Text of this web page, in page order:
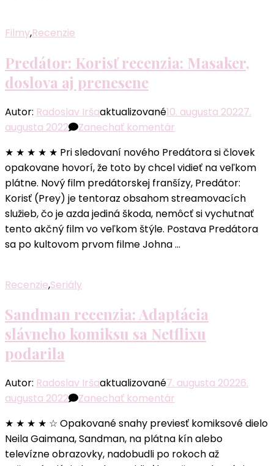
Filmy,Recenzie
Predátor: Korisť recenzia: Masaker,
doslova aj prenesene
Autor: Radoslav Iršaaktualizované10. augusta 20227.
augusta 2022
Zanechať komentár
Predátor:
Korisť
recenzia:
Masaker,
doslova
aj
prenesene
★ ★ ★ ★ ★ Pri sledovaní nového Predátora si človek
opakovane hovorí, že toto by chcel vidieť na veľkom
plátne. Nový film predátorskej franšízy, Predátor:
Korisť (Prey) je tentoraz obsahom streamovacích
služieb, čo je azda jediná škoda, nemôcť si vychutnať
tento akčný film vo veľkom štýle. Postava Predátora
sa po kultovom prvom filme Johna …
Recenzie,Seriály
Sandman recenzia: Adaptácia
slávneho komiksu sa Netflixu
podarila
Autor: Radoslav Iršaaktualizované7. augusta 20226.
augusta 2022
Zanechať komentár
Sandman
recenzia:
Adaptácia
★ ★ ★ ★ ☆ Opakované snahy previesť komiksové dielo
Neila Gaimana, Sandman, na plátna kín alebo
televízne obrazovky, nadobudli po rokoch až